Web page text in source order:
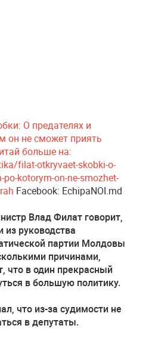
О предателях и
он не сможет приять
больше на:
filat-otkryvaet-skobki-o-
kotorym-on-ne-smozhet-
Facebook: EchipaNOI.md
Влад Филат говорит,
из руководства
партии Молдовы
причинами,
что в один прекрасный
в большую политику.
что из-за судимости не
в депутаты.